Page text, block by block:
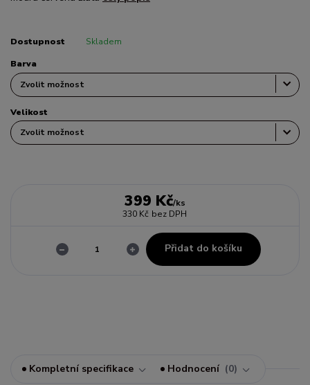
Dostupnost Skladem
Barva
Velikost
399 Kč/ks
330 Kč bez DPH
Přidat do košíku
Kompletní specifikace Hodnocení 0